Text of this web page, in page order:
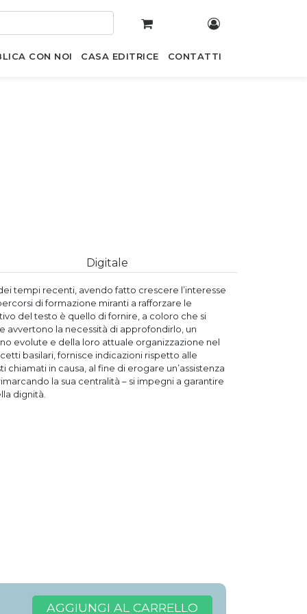
CON NOI CASA EDITRICE CONTATTI
Digitale
tempi recenti, avendo fatto crescere l’interesse
di formazione miranti a rafforzare le
del testo è quello di fornire, a coloro che si
avvertono la necessità di approfondirlo, un
evolute e della loro attuale organizzazione nel
basilari, fornisce indicazioni rispetto alle
in causa, al fine di erogare un’assistenza
la sua centralità – si impegni a garantire
dignità.
AGGIUNGI AL CARRELLO